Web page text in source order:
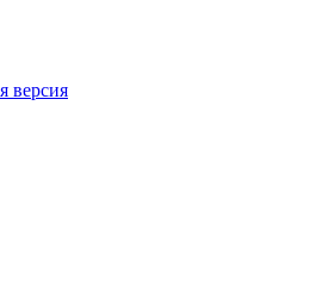
версия